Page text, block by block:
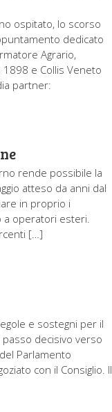
ospitato, lo scorso
dedicato
Agrario,
1898 e Collis Veneto
partner:
rende possibile la
atteso da anni dal
in proprio i
a operatori esteri.
[…]
e sostegni per il
decisivo verso
Parlamento
con il Consiglio. Il